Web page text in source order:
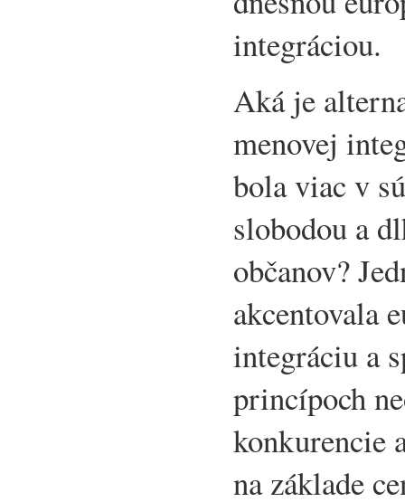
integráciou.
Aká je
menovej
bola viac v
slobodou a
občanov?
akcentovala
integráciu a
princípoch
konkurencie
na základe